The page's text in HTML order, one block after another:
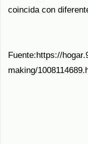
coincida con
Fuente:https://
making/